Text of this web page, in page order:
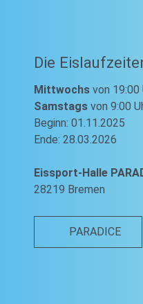
Die
Mittwochs von 19:00
Samstags von 9:00
Beginn: 01.11.2025
Ende: 28.03.2026
Eissport-Halle
28219 Bremen
PARADICE